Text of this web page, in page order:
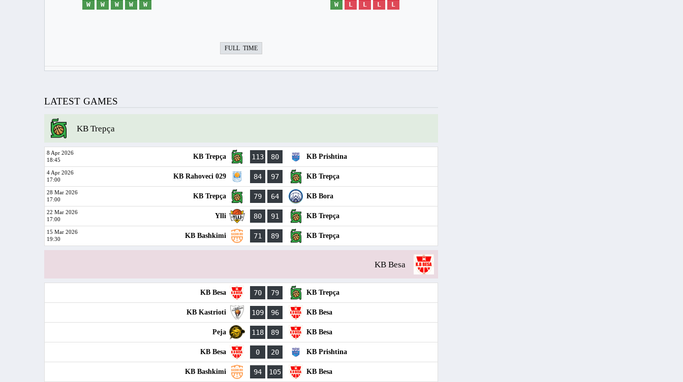
W W W W W W L L L L
FULL TIME
LATEST GAMES
KB Trepça
8 Apr 2026
18:45
KB Trepça 113 80 KB Prishtina
4 Apr 2026
17:00
KB Rahoveci 029 84 97 KB Trepça
28 Mar 2026
17:00
KB Trepça 79 64 KB Bora
22 Mar 2026
17:00
Ylli 80 91 KB Trepça
15 Mar 2026
19:30
KB Bashkimi 71 89 KB Trepça
KB Besa
KB Besa 70 79 KB Trepça
KB Kastrioti 109 96 KB Besa
Peja 118 89 KB Besa
KB Besa 0 20 KB Prishtina
KB Bashkimi 94 105 KB Besa